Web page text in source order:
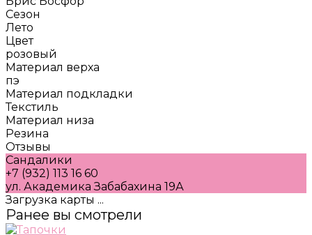
Сезон
Лето
Цвет
розовый
Материал верха
пэ
Материал подкладки
Текстиль
Материал низа
Резина
Отзывы
Сандалики
+7 (932) 113 16 60
ул. Академика Забабахина 19А
Загрузка карты ...
Ранее вы смотрели